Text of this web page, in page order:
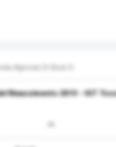
Agricola Di Bruni G
Rinascimento 2015 - IGT